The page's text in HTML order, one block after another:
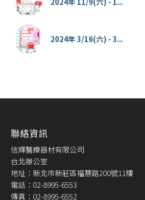
2024年 3/16(六) - 3...
聯絡資訊
信輝醫療器材有限公司
台北辦公室
地址：新北市新莊區福慧路200號11樓
電話：02-8995-6553
傳真：02-8995-6552